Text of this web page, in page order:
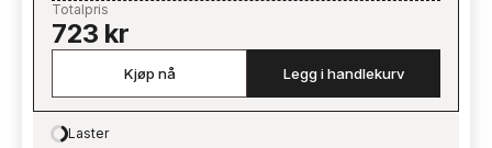
Totalpris
723 kr
Kjøp nå Legg i handlekurv
Laster